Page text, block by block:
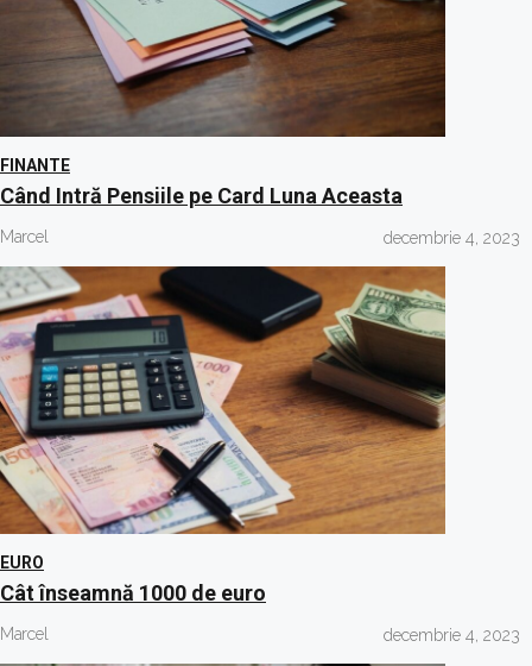
FINANTE
Când Intră Pensiile pe Card Luna Aceasta
Marcel decembrie 4, 2023
EURO
Cât înseamnă 1000 de euro
Marcel decembrie 4, 2023